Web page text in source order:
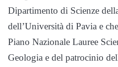
Dipartimento di Scienze
dell’Università di Pavia e
Piano Nazionale Lauree
Geologia e del patrocinio